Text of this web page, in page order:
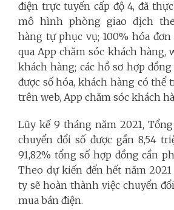
điện trực tuyến cấp độ 4, đã
mô hình phòng giao dịch
hàng tự phục vụ; 100% hóa
qua App chăm sóc khách hàng,
khách hàng; các hồ sơ hợp đồng
được số hóa, khách hàng có thể
trên web, App chăm sóc khách
Lũy kế 9 tháng năm 2021,
chuyển đổi số được gần 8,54
91,82% tổng số hợp đồng cần
Theo dự kiến đến hết năm
ty sẽ hoàn thành việc chuyển
mua bán điện.